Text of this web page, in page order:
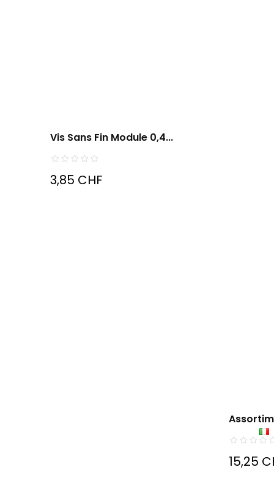
Vis Sans Fin Module 0,4...
3,85 CHF
15,25